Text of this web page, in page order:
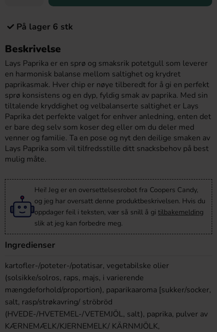
På lager 6 stk
Beskrivelse
Lays Paprika er en sprø og smaksrik potetgull som leverer
en harmonisk balanse mellom saltighet og krydret
paprikasmak. Hver chip er nøye tilberedt for å gi en perfekt
sprø konsistens og en dyp, fyldig smak av paprika. Med sin
tiltalende kryddighet og velbalanserte saltighet er Lays
Paprika det perfekte valget for enhver anledning, enten det
er bare deg selv som koser deg eller om du deler med
venner og familie. Ta en pose og nyt den deilige smaken av
Lays Paprika som vil tilfredsstille ditt snacksbehov på best
mulig måte.
Hei! Jeg er en oversettelsesrobot fra Coopers Candy,
og jeg har oversatt denne produktbeskrivelsen. Hvis du
oppdager feil i teksten, vær så snill å gi tilbakemelding
slik at jeg kan forbedre meg.
Ingredienser
kartofler-/poteter-/potatisar, vegetabilske olier
(solsikke/solros, raps, majs, i varierende
mængdeforhold/proportion), paparikaaroma [sukker/socker,
salt, rasp/strøkavring/ ströbröd
(HVEDE-/HVETEMEL-/VETEMJÖL, salt), paprika, pulver av
KÆRNEMÆLK/KJERNEMELK/ KÄRNMJÖLK,